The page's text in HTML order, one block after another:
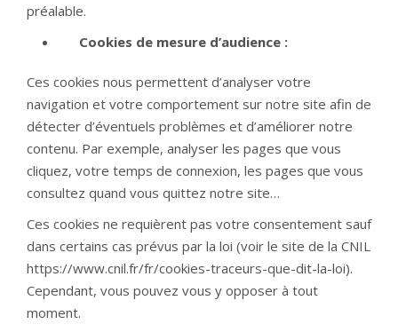
préalable.
Cookies de mesure d’audience :
Ces cookies nous permettent d’analyser votre
navigation et votre comportement sur notre site afin de
détecter d’éventuels problèmes et d’améliorer notre
contenu. Par exemple, analyser les pages que vous
cliquez, votre temps de connexion, les pages que vous
consultez quand vous quittez notre site…
Ces cookies ne requièrent pas votre consentement sauf
dans certains cas prévus par la loi (voir le site de la CNIL
https://www.cnil.fr/fr/cookies-traceurs-que-dit-la-loi).
Cependant, vous pouvez vous y opposer à tout
moment.